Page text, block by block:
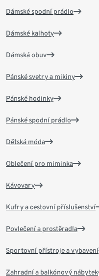
Dámské spodní prádlo
Dámské kalhoty
Dámská obuv
Pánské svetry a mikiny
Pánské hodinky
Pánské spodní prádlo
Dětská móda
Oblečení pro miminka
Kávovary
Kufry a cestovní příslušenství
Povlečení a prostěradla
Sportovní přístroje a vybavení
Zahradní a balkónový nábytek